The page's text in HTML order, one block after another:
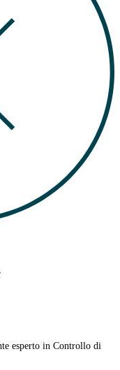
esperto in Controllo di